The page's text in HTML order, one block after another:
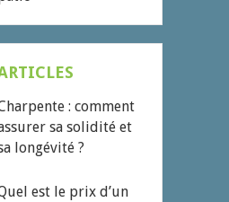
: comment
sa solidité et
longévité ?
est le prix d’un